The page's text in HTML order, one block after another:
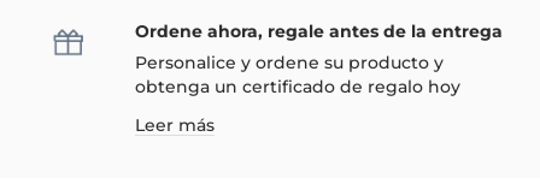
Ordene ahora, regale antes de la entrega
Personalice y ordene su producto y
obtenga un certificado de regalo hoy
Leer más